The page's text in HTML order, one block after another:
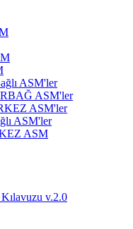
ASM'ler
ASM'ler
ASM'ler
ASM'ler
ASM
v.2.0